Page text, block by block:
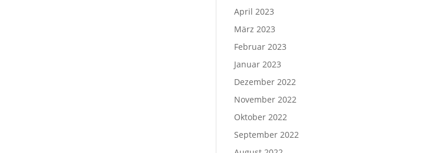
April 2023
März 2023
Februar 2023
Januar 2023
Dezember 2022
November 2022
Oktober 2022
September 2022